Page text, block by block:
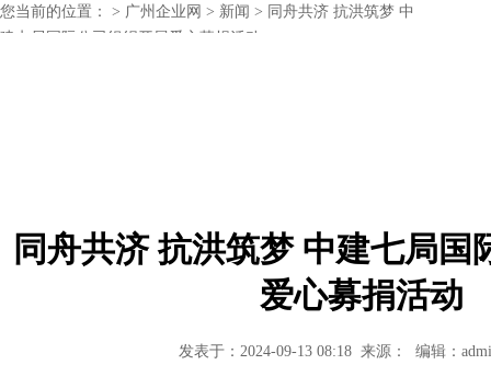
您当前的位置： > 广州企业网 > 新闻 > 同舟共济 抗洪筑梦 中
建七局国际公司组织开展爱心募捐活动
同舟共济 抗洪筑梦 中建七局国
爱心募捐活动
发表于：2024-09-13 08:18 来源： 编辑：